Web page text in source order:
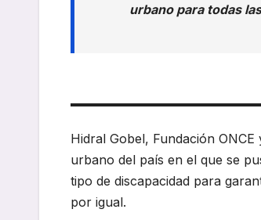
urbano para todas
Hidral Gobel, Fundación
urbano del país en el que se
tipo de discapacidad para
por igual.